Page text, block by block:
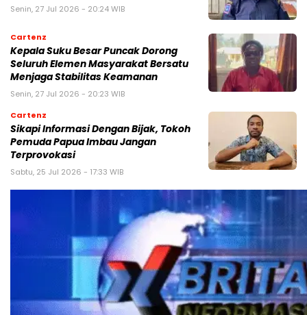
Senin, 27 Jul 2026 - 20:24 WIB
Cartenz
Kepala Suku Besar Puncak Dorong
Seluruh Elemen Masyarakat Bersatu
Menjaga Stabilitas Keamanan
Senin, 27 Jul 2026 - 20:23 WIB
Cartenz
Sikapi Informasi Dengan Bijak, Tokoh
Pemuda Papua Imbau Jangan
Terprovokasi
Sabtu, 25 Jul 2026 - 17:33 WIB